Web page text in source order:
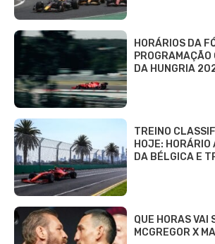
HORÁRIOS DA
PROGRAMAÇÃO
DA HUNGRIA
TREINO
HOJE: HORÁRIO
DA BÉLGICA E
QUE HORAS VAI
MCGREGOR X